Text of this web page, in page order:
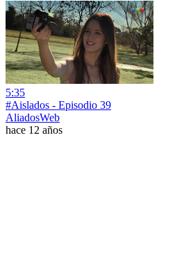
5:35
#Aislados - Episodio 39
AliadosWeb
hace 12 años